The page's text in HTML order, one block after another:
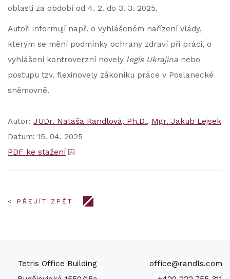
oblasti za období od 4. 2. do 3. 3. 2025.
Autoři informují např. o vyhlášeném nařízení vlády,
kterým se mění podmínky ochrany zdraví při práci, o
vyhlášení kontroverzní novely legis Ukrajina nebo
postupu tzv. flexinovely zákoníku práce v Poslanecké
sněmovně.
Autor: JUDr. Nataša Randlová, Ph.D.
Mgr. Jakub Lejsek
Datum: 15. 04. 2025
PDF ke stažení
< PŘEJÍT ZPĚT
Tetris Office Building
office@randls.com